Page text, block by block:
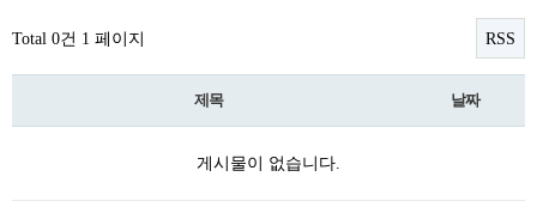
Total 0건 1 페이지 RSS
제목 날짜
게시물이 없습니다.